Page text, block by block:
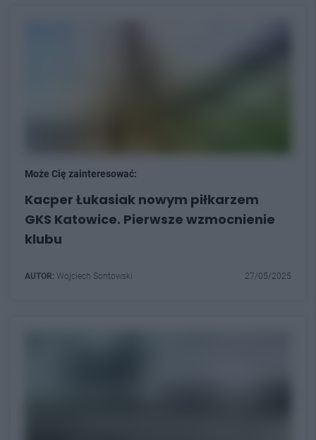
Może Cię zainteresować:
Kacper Łukasiak nowym piłkarzem
GKS Katowice. Pierwsze wzmocnienie
klubu
AUTOR: Wojciech Sontowski 27/05/2025